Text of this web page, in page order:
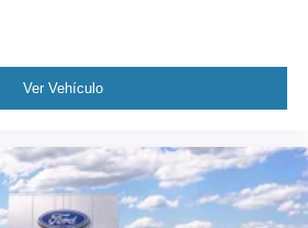
Ver Vehículo